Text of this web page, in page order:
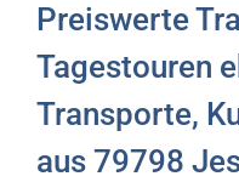
Preiswerte
Tagestouren
Transporte,
aus 79798